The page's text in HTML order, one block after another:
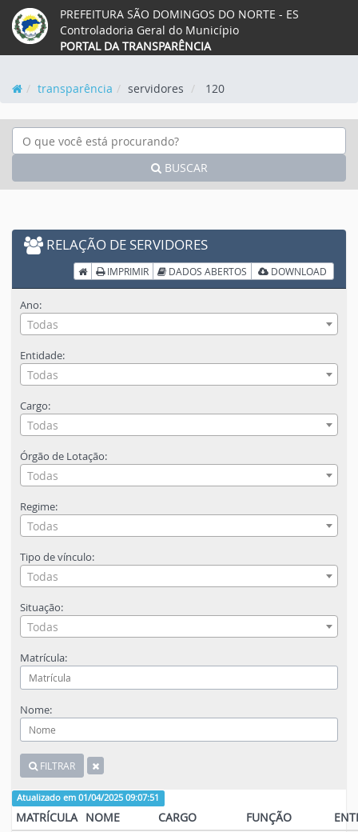
Acessar o mapa do site
Ação para aumentar tamanho da fonte
Ação para diminuir tamaho da fonte
Ação para aplicar auto
Acessar página sobre
Acessar página
Acessar página
PREFEITURA SÃO DOMINGOS DO NORTE - ES
Controladoria Geral do Município
PORTAL DA TRANSPARÊNCIA
transparência servidores 120
BUSCAR
RELAÇÃO DE SERVIDORES
InícioIMPRIMIR DADOS ABERTOS DOWNLOAD
Ano:
Todas
Entidade:
Todas
Cargo:
Todas
Órgão de Lotação:
Todas
Regime:
Todas
Tipo de vínculo:
Todas
Situação:
Todas
Matrícula:
Nome:
FILTRAR
Atualizado em 01/04/2025 09:07:51
MATRÍCULA NOME CARGO FUNÇÃO